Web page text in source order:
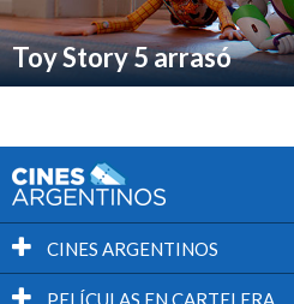
Toy Story 5 arrasó
CINES ARGENTINOS
PELÍCULAS EN CARTELERA